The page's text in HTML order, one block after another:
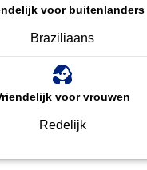
voor buitenlanders
Braziliaans
voor vrouwen
Redelijk